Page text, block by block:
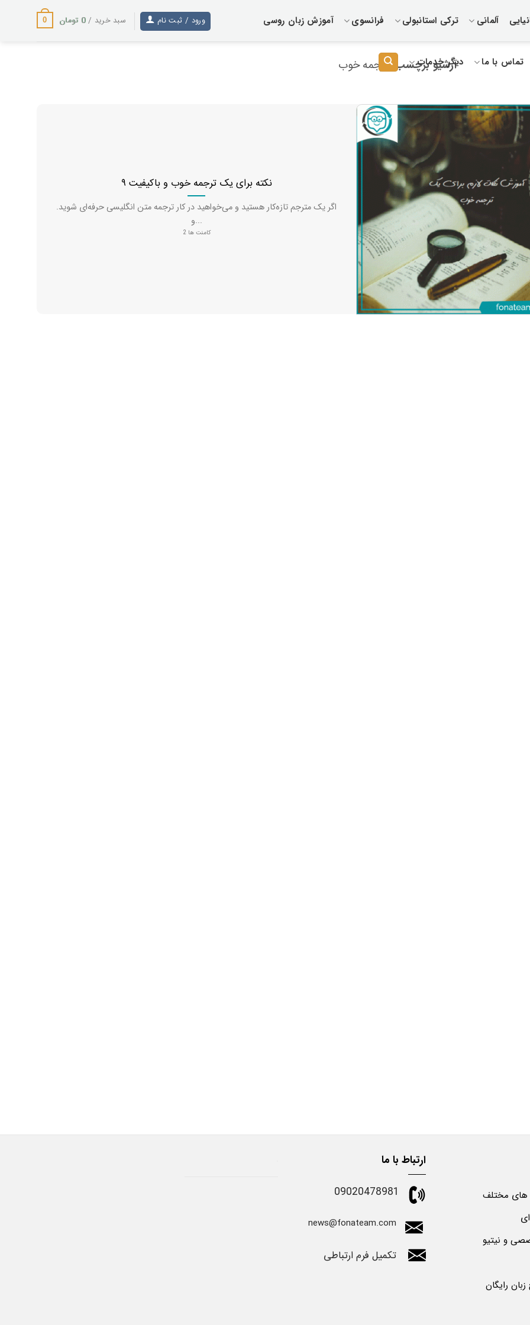
آلمانی ترکی استانبولی فرانسوی آموزش زبان روسی
تماس با ما دیگر خدمات
ورود / ثبت نام سبد خرید /0 تومان 0
آرشیو برچسب:ترجمه خوب
۹ نکته برای یک ترجمه خوب و باکیفیت
اگر یک مترجم تازه‌کار هستید و می‌خواهید در کار ترجمه متن انگلیسی حرفه‌ای شوید.
و...
کامنت ها 2
های مختلف
و نیتیو
رایگان
ارتباط با ما
09020478981
news@fonateam.com
تکمیل فرم ارتباطی